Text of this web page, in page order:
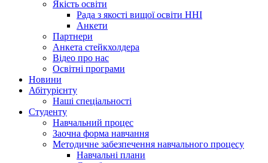
Якість освіти
Рада з якості вищої освіти ННІ
Анкети
Партнери
Анкета стейкхолдера
Відео про нас
Освітні програми
Hовини
Абітурієнту
Наші спеціальності
Студенту
Навчальний процес
Заочна форма навчання
Методичне забезпечення навчального процесу
Навчальні плани